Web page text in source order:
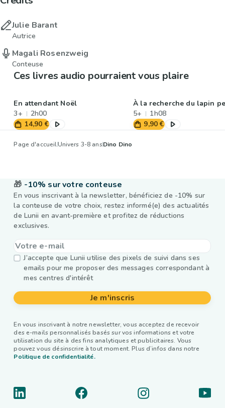
Julie Barant
Autrice
Magali Rosenzweig
Conteuse
Ces livres audio pourraient vous plaire
En attendant Noël
3+
2h00
14,90 €
À la recherche du lapin
5+
1h08
9,90 €
Page d'accueilUnivers 3-8 ansDino Dino
🎁 -10% sur votre conteuse
En vous inscrivant à la newsletter, bénéficiez de -10% sur
la conteuse de votre choix, restez informé(e) des actualités
de Lunii en avant-première et profitez de réductions
exclusives.
J’accepte que Lunii utilise des pixels de suivi dans ses
emails pour me proposer des messages correspondant à
mes centres d'intérêt
Je m'inscris
En vous inscrivant à notre newsletter, vous acceptez de recevoir
des e-mails personnalisés basés sur vos informations et votre
utilisation du site à des fins analytiques et publicitaires. Vous
pouvez vous désinscrire à tout moment. Plus d’infos dans notre
Politique de confidentialité.